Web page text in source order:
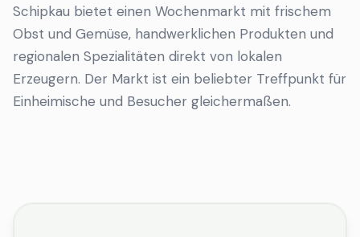
Schipkau bietet einen Wochenmarkt mit frischem
Obst und Gemüse, handwerklichen Produkten und
regionalen Spezialitäten direkt von lokalen
Erzeugern. Der Markt ist ein beliebter Treffpunkt für
Einheimische und Besucher gleichermaßen.